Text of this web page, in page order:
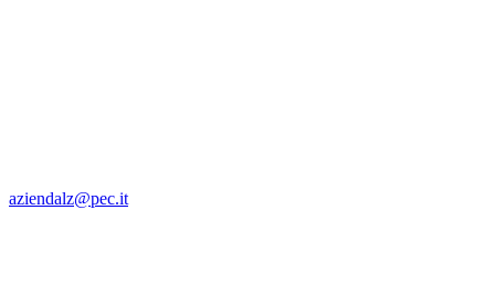
aziendalz@pec.it